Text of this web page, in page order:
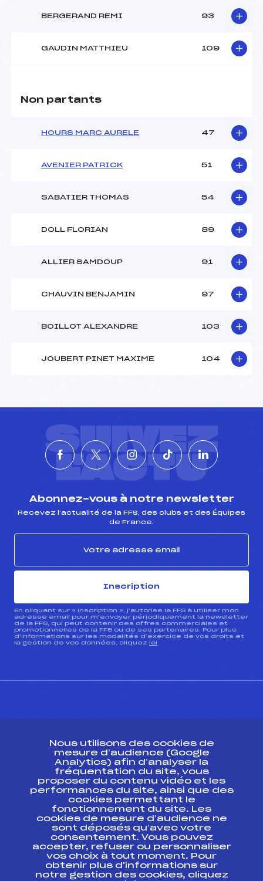
BERGERAND REMI 93
GAUDIN MATTHIEU 109
Non partants
HOURS MARC AURELE 47
AVENIER PATRICK 51
SABATIER THOMAS 54
DOLL FLORIAN 89
ALLIER SAMDOUP 91
CHAUVIN BENJAMIN 97
BOILLOT ALEXANDRE 103
JOUBERT PINET MAXIME 104
SUIVEZ
L'ACTU
Abonnez-vous à notre newsletter
Recevez l’actualité de la FFS, des clubs et des Équipes
de France.
Inscription
En cliquant sur « inscription », j’autorise la FFS à utiliser mon
adresse email pour m’envoyer périodiquement la newsletter
de la FFS, qui peut contenir des offres commerciales et
promotionnelles de la FFS ou de ses partenaires. Pour plus
d’informations sur les modalités d’exercice de vos droits et
la gestion de vos données, cliquez ici
Ressources
Pass’Neige
Projet sportif fédéral
Projet de performance fédéral
Antidopage
Pôle Développement, Formation, Suivi
Scientifique
Listes ministérielles
Pôle vie de l’athlète
Nous utilisons des cookies de
mesure d’audience (Google
Analytics) afin d’analyser la
fréquentation du site, vous
proposer du contenu vidéo et les
performances du site, ainsi que des
cookies permettant le
fonctionnement du site. Les
cookies de mesure d’audience ne
sont déposés qu’avec votre
consentement. Vous pouvez
accepter, refuser ou personnaliser
vos choix à tout moment. Pour
obtenir plus d'informations sur
notre gestion des cookies, cliquez